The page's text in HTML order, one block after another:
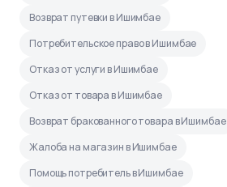
Возврат путевки в Ишимбае
Потребительское право в Ишимбае
Отказ от услуги в Ишимбае
Отказ от товара в Ишимбае
Возврат бракованного товара в Ишимбае
Жалоба на магазин в Ишимбае
Помощь потребитель в Ишимбае